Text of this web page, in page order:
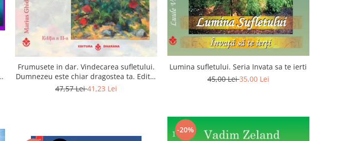
Frumusete in dar. Vindecarea sufletului.
Dumnezeu este chiar dragostea ta. Editia
a 2-a
47,57 Lei41,23 Lei
Lumina sufletului. Seria Invata sa te ierti
45,00 Lei35,00 Lei
-20%